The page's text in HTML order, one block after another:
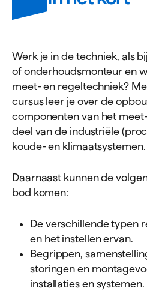
Werk je in de techniek, als
of onderhoudsmonteur en
meet- en regeltechniek?
cursus leer je over de
componenten van het
deel van de industriële
koude- en klimaatsystemen.
Daarnaast kunnen de
bod komen:
De verschillende typen
en het instellen ervan.
Begrippen,
storingen en
installaties en systemen.